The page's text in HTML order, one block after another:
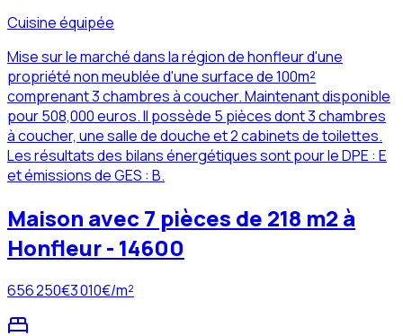
Cuisine équipée
Mise sur le marché dans la région de honfleur d'une
propriété non meublée d'une surface de 100m²
comprenant 3 chambres à coucher. Maintenant disponible
pour 508,000 euros. Il possède 5 pièces dont 3 chambres
à coucher, une salle de douche et 2 cabinets de toilettes.
Les résultats des bilans énergétiques sont pour le DPE : E
et émissions de GES : B.
Maison avec 7 pièces de 218 m2 à
Honfleur - 14600
656 250€3 010€/m²